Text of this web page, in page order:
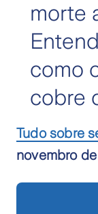
morte
como
cobre
Tudo sobre
novembro